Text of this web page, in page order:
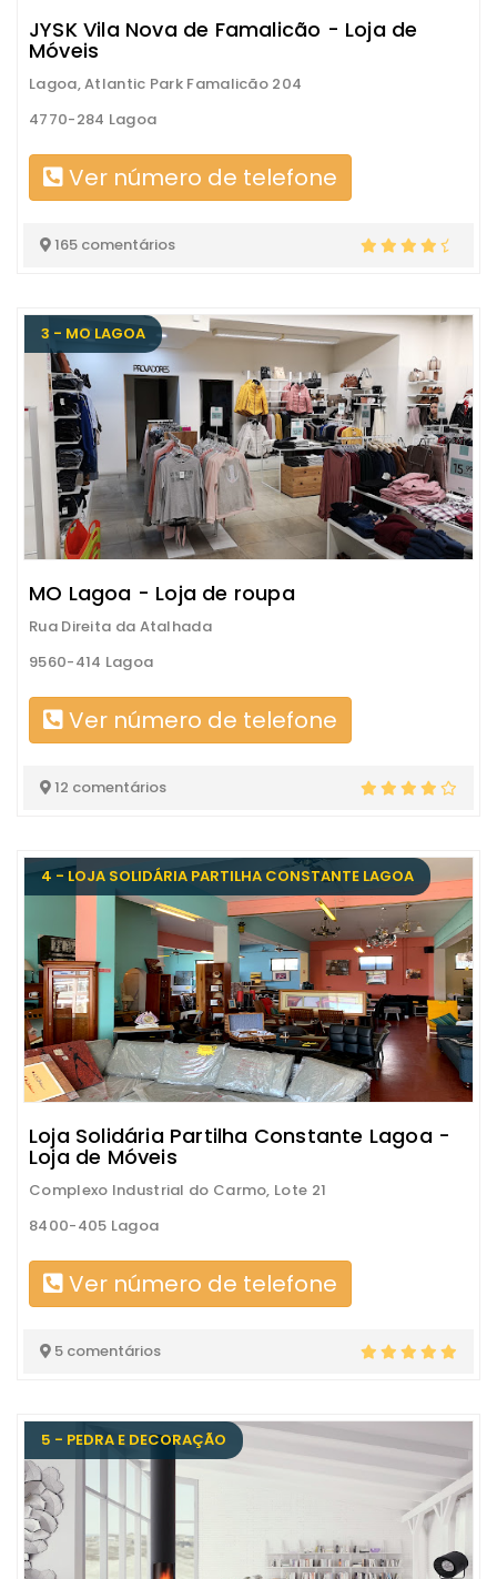
JYSK Vila Nova de Famalicão - Loja de
Móveis
Lagoa, Atlantic Park Famalicão 204
4770-284 Lagoa
Ver número de telefone
165 comentários
3 - MO LAGOA
MO Lagoa - Loja de roupa
Rua Direita da Atalhada
9560-414 Lagoa
Ver número de telefone
12 comentários
4 - LOJA SOLIDÁRIA PARTILHA CONSTANTE LAGOA
Loja Solidária Partilha Constante Lagoa -
Loja de Móveis
Complexo Industrial do Carmo, Lote 21
8400-405 Lagoa
Ver número de telefone
5 comentários
5 - PEDRA E DECORAÇÃO